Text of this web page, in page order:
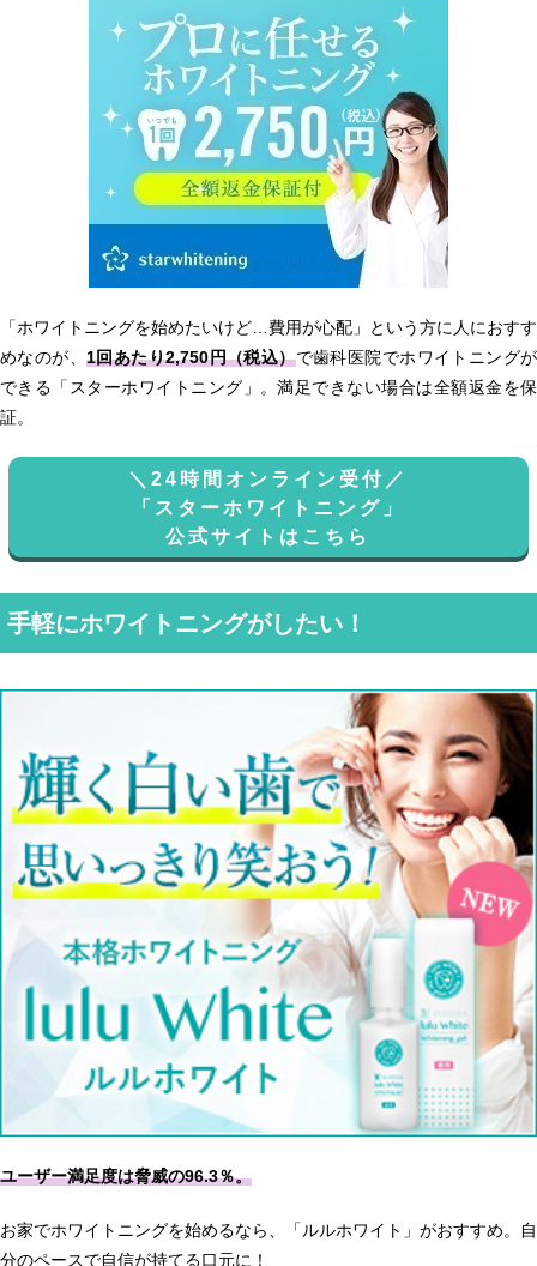
「ホワイトニングを始めたいけど…費用が心配」という方に人におすす
めなのが、1回あたり2,750円（税込）で歯科医院でホワイトニングが
できる「スターホワイトニング」。満足できない場合は全額返金を保
証。
＼24時間オンライン受付／
「スターホワイトニング」
公式サイトはこちら
手軽にホワイトニングがしたい！
ユーザー満足度は脅威の96.3％。
お家でホワイトニングを始めるなら、「ルルホワイト」がおすすめ。自
分のペースで自信が持てる口元に！